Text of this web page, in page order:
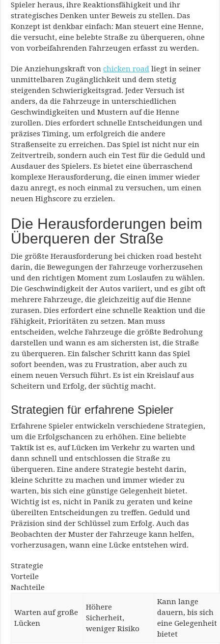
Spieler heraus, ihre Reaktionsfähigkeit und ihr
strategisches Denken unter Beweis zu stellen. Das
Konzept ist denkbar einfach: Man steuert eine Henne,
die versucht, eine belebte Straße zu überqueren, ohne
von vorbeifahrenden Fahrzeugen erfasst zu werden.
Die Anziehungskraft vonchicken road liegt in seiner
unmittelbaren Zugänglichkeit und dem stetig
steigenden Schwierigkeitsgrad. Jeder Versuch ist
anders, da die Fahrzeuge in unterschiedlichen
Geschwindigkeiten und Mustern auf die Henne
zurollen. Dies erfordert schnelle Entscheidungen und
präzises Timing, um erfolgreich die andere
Straßenseite zu erreichen. Das Spiel ist nicht nur ein
Zeitvertreib, sondern auch ein Test für die Geduld und
Ausdauer des Spielers. Es bietet eine überraschend
komplexe Herausforderung, die einen immer wieder
dazu anregt, es noch einmal zu versuchen, um einen
neuen Highscore zu erzielen.
Die Herausforderungen beim
Überqueren der Straße
Die größte Herausforderung bei chicken road besteht
darin, die Bewegungen der Fahrzeuge vorherzusehen
und den richtigen Moment zum Loslaufen zu wählen.
Die Geschwindigkeit der Autos variiert, und es gibt oft
mehrere Fahrzeuge, die gleichzeitig auf die Henne
zurasen. Dies erfordert eine schnelle Reaktion und die
Fähigkeit, Prioritäten zu setzen. Man muss
entscheiden, welche Fahrzeuge die größte Bedrohung
darstellen und wann es am sichersten ist, die Straße
zu überqueren. Ein falscher Schritt kann das Spiel
sofort beenden, was zu Frustration, aber auch zu
einem neuen Versuch führt. Es ist ein Kreislauf aus
Scheitern und Erfolg, der süchtig macht.
Strategien für erfahrene Spieler
Erfahrene Spieler entwickeln verschiedene Strategien,
um die Erfolgschancen zu erhöhen. Eine beliebte
Taktik ist es, auf Lücken im Verkehr zu warten und
dann schnell und entschlossen die Straße zu
überqueren. Eine andere Strategie besteht darin,
kleine Schritte zu machen und immer wieder zu
warten, bis sich eine günstige Gelegenheit bietet.
Wichtig ist es, nicht in Panik zu geraten und keine
übereilten Entscheidungen zu treffen. Geduld und
Präzision sind der Schlüssel zum Erfolg. Auch das
Beobachten der Muster der Fahrzeuge kann helfen,
vorherzusagen, wann eine Lücke entstehen wird.
Strategie
Vorteile
Nachteile
Warten auf große
Lücken
Höhere
Sicherheit,
weniger Risiko
Kann lange
dauern, bis sich
eine Gelegenheit
bietet